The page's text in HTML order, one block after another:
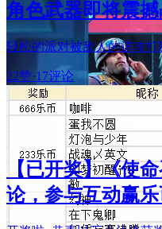
角色武器即将震
轻松的派对被敌人的进攻打
22赞·17评论
【已开奖】《使
论，参与互动赢